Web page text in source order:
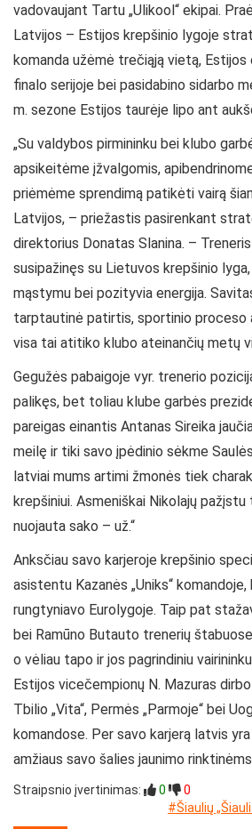
vadovaujant Tartu „Ulikool“ ekipai.
Latvijos – Estijos krepšinio lygoje
komanda užėmė trečiąją vietą,
finalo serijoje bei pasidabino sidarbo
m. sezone Estijos taurėje lipo ant
„Su valdybos pirmininku bei klubo
apsikeitėme įžvalgomis,
priėmėme sprendimą patikėti vairą
Latvijos, – priežastis pasirenkant
direktorius Donatas Slanina. –
susipažinęs su Lietuvos krepšinio
mąstymu bei pozityvia energija.
tarptautinė patirtis, sportinio proceso
visa tai atitiko klubo ateinančių metų
Gegužės pabaigoje vyr. trenerio
palikęs, bet toliau klube garbės
pareigas einantis Antanas Sireika
meilę ir tiki savo įpėdinio sėkme
latviai mums artimi žmonės tiek
krepšiniui. Asmeniškai Nikolajų
nuojauta sako – už.“
Anksčiau savo karjeroje krepšinio
asistentu Kazanės „Uniks“
rungtyniavo Eurolygoje. Taip pat
bei Ramūno Butauto trenerių štabuose
o vėliau tapo ir jos pagrindiniu
Estijos vicečempionų N. Mazuras dirbo
Tbilio „Vita“, Permės „Parmoje“ bei
komandose. Per savo karjerą latvis
amžiaus savo šalies jaunimo
Straipsnio įvertinimas: 0
0
#Šiaulių